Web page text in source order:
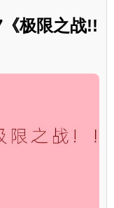
极限之战!!